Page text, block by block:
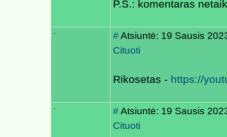
P.S.: komentaras
. #Atsiuntė: 19 Sausis
Cituoti
Rikosetas - https://
. #Atsiuntė: 19 Sausis
Cituoti